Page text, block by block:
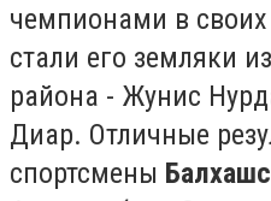
чемпионами в своих
стали его земляки из
района - Жунис
Диар. Отличные
спортсмены